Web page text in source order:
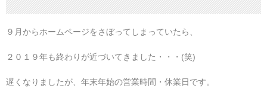
９月からホームページをさぼってしまっていたら、
２０１９年も終わりが近づいてきました・・・(笑)
遅くなりましたが、年末年始の営業時間・休業日です。